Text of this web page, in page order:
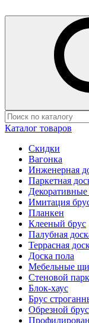
Каталог товаров
Скидки
Вагонка
Инженерная
Паркетная
Имитация
Планкен
Клееный брус
Палубная
Террасная
Доска пола
Мебельные
Стеновой
Блок-хаус
Брус
Обрезной брус